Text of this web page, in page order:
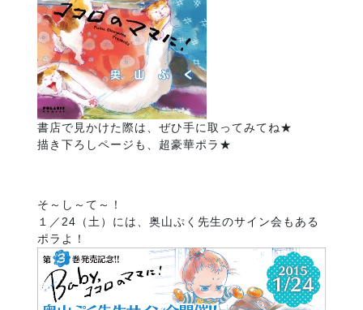
書店で見かけた際は、ぜひ手に取ってみてね★
描き下ろしページも、超豪華ポラ★
そ～し～て～！
１／24（土）には、奥山ぷく先生のサイン会もある
ポラよ！